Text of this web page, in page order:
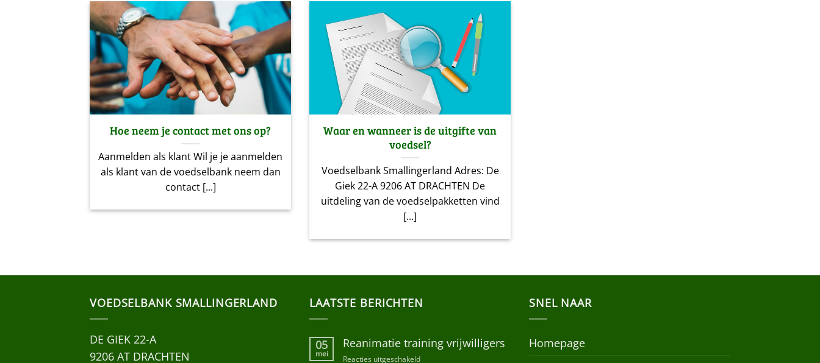
Hoe neem je contact met ons op?
Aanmelden als klant Wil je je aanmelden
als klant van de voedselbank neem dan
contact [...]
Waar en wanneer is de uitgifte van
voedsel?
Voedselbank Smallingerland Adres: De
Giek 22-A 9206 AT DRACHTEN De
uitdeling van de voedselpakketten vind
[...]
VOEDSELBANK SMALLINGERLAND
DE GIEK 22-A
9206 AT DRACHTEN
LAATSTE BERICHTEN
05
mei
Reanimatie training vrijwilligers
Reacties uitgeschakeld
SNEL NAAR
Homepage